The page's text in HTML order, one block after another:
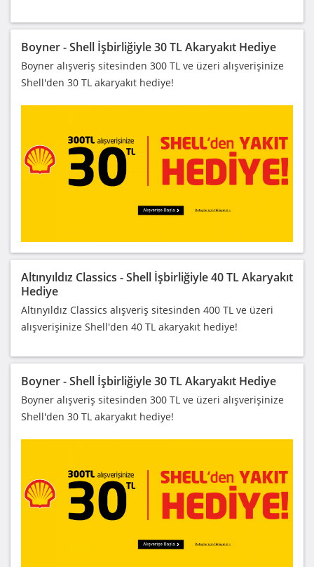
Boyner - Shell İşbirliğiyle 30 TL Akaryakıt Hediye
Boyner alışveriş sitesinden 300 TL ve üzeri alışverişinize
Shell'den 30 TL akaryakıt hediye!
Altınyıldız Classics - Shell İşbirliğiyle 40 TL Akaryakıt
Hediye
Altınyıldız Classics alışveriş sitesinden 400 TL ve üzeri
alışverişinize Shell'den 40 TL akaryakıt hediye!
Boyner - Shell İşbirliğiyle 30 TL Akaryakıt Hediye
Boyner alışveriş sitesinden 300 TL ve üzeri alışverişinize
Shell'den 30 TL akaryakıt hediye!